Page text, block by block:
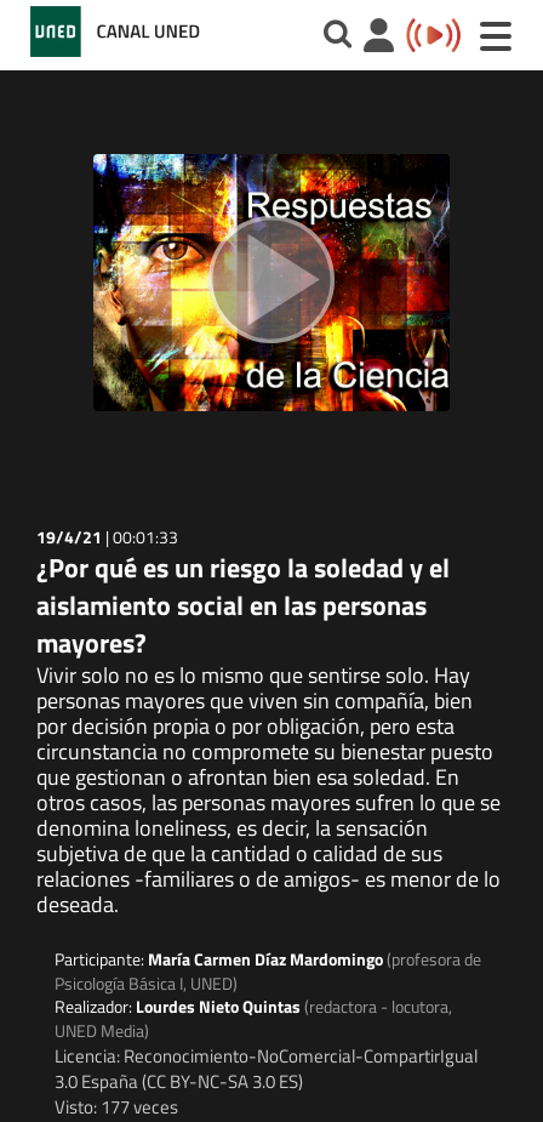
Toggle
19/4/21 |00:01:33
¿Por qué es un riesgo la soledad y el
aislamiento social en las personas
mayores?
Vivir solo no es lo mismo que sentirse solo. Hay
personas mayores que viven sin compañía, bien
por decisión propia o por obligación, pero esta
circunstancia no compromete su bienestar puesto
que gestionan o afrontan bien esa soledad. En
otros casos, las personas mayores sufren lo que se
denomina loneliness, es decir, la sensación
subjetiva de que la cantidad o calidad de sus
relaciones -familiares o de amigos- es menor de lo
deseada.
Participante: María Carmen Díaz Mardomingo(profesora de
Psicología Básica I, UNED)
Realizador: Lourdes Nieto Quintas(redactora - locutora,
UNED Media)
Licencia: Reconocimiento-NoComercial-CompartirIgual
3.0 España (CC BY-NC-SA 3.0 ES)
Visto: 177 veces